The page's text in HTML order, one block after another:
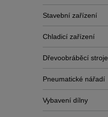
Stavební zařízení
Chladicí zařízení
Dřevoobráběcí stroje
Pneumatické nářadí
Vybavení dílny